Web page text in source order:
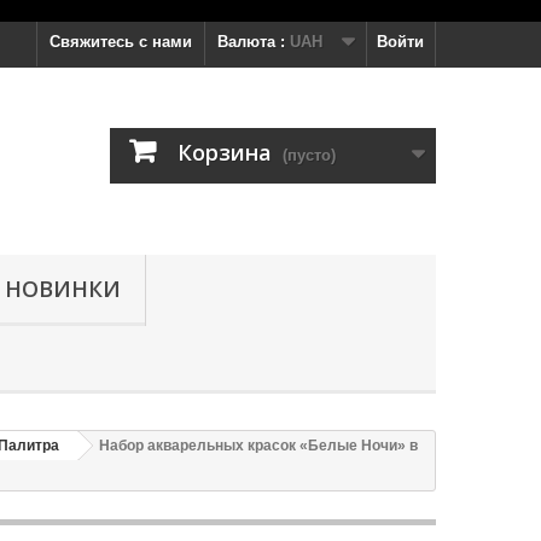
Войти
Валюта : UAH
Свяжитесь с нами
Корзина (пусто)
НОВИНКИ
Набор акварельных красок «Белые Ночи» в